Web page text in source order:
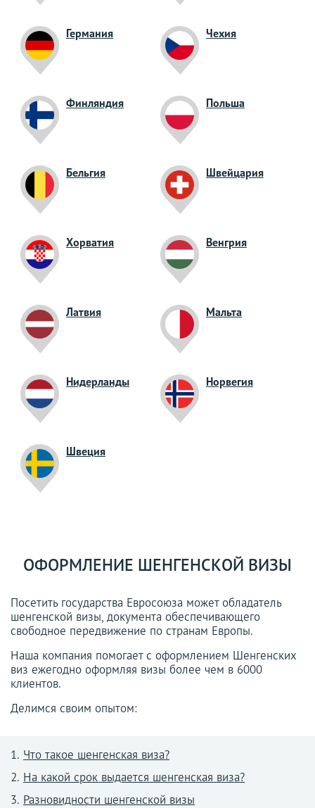
Германия Чехия
Финляндия Польша
Бельгия Швейцария
Хорватия Венгрия
Латвия Мальта
Нидерланды Норвегия
Швеция
ОФОРМЛЕНИЕ ШЕНГЕНСКОЙ ВИЗЫ
Посетить государства Евросоюза может обладатель
шенгенской визы, документа обеспечивающего
свободное передвижение по странам Европы.
Наша компания помогает с оформлением Шенгенских
виз ежегодно оформляя визы более чем в 6000
клиентов.
Делимся своим опытом:
Что такое шенгенская виза?
На какой срок выдается шенгенская виза?
Разновидности шенгенской визы